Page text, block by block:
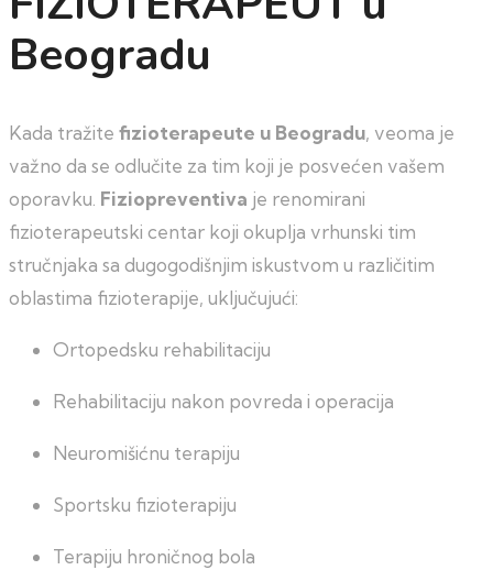
Beogradu
Kada tražite fizioterapeute u Beogradu, veoma je
važno da se odlučite za tim koji je posvećen vašem
oporavku. Fiziopreventiva je renomirani
fizioterapeutski centar koji okuplja vrhunski tim
stručnjaka sa dugogodišnjim iskustvom u različitim
oblastima fizioterapije, uključujući:
Ortopedsku rehabilitaciju
Rehabilitaciju nakon povreda i operacija
Neuromišićnu terapiju
Sportsku fizioterapiju
Terapiju hroničnog bola